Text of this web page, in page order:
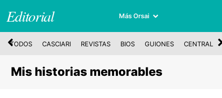
Editorial Más Orsai
TODOS CASCIARI REVISTAS BIOS GUIONES CENTRAL
Mis historias memorables